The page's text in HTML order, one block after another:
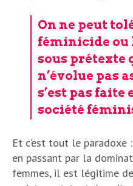
On ne peut
féminicide ou
sous prétexte
n’évolue pas
s’est pas faite
société
Et c’est tout le paradoxe
en passant par la
femmes, il est légitime